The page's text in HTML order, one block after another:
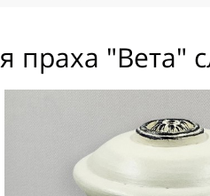
праха "Вета"